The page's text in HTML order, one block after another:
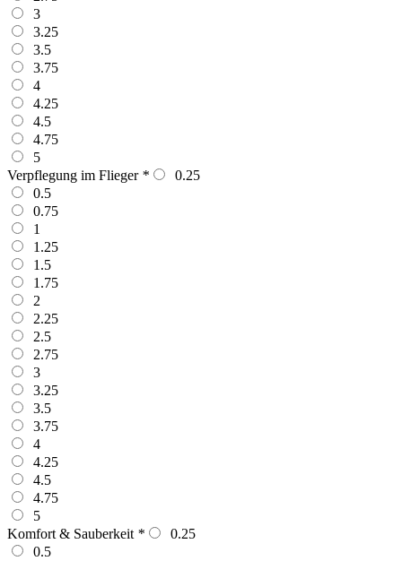
3
3.25
3.5
3.75
4
4.25
4.5
4.75
5
Verpflegung im Flieger *
0.25
0.5
0.75
1
1.25
1.5
1.75
2
2.25
2.5
2.75
3
3.25
3.5
3.75
4
4.25
4.5
4.75
5
Komfort & Sauberkeit *
0.25
0.5